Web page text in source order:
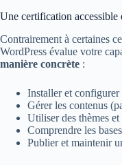
Une certification accessible
Contrairement à certaines
WordPress évalue votre
manière concrète :
Installer et configurer
Gérer les contenus
Utiliser des thèmes
Comprendre les
Publier et maintenir